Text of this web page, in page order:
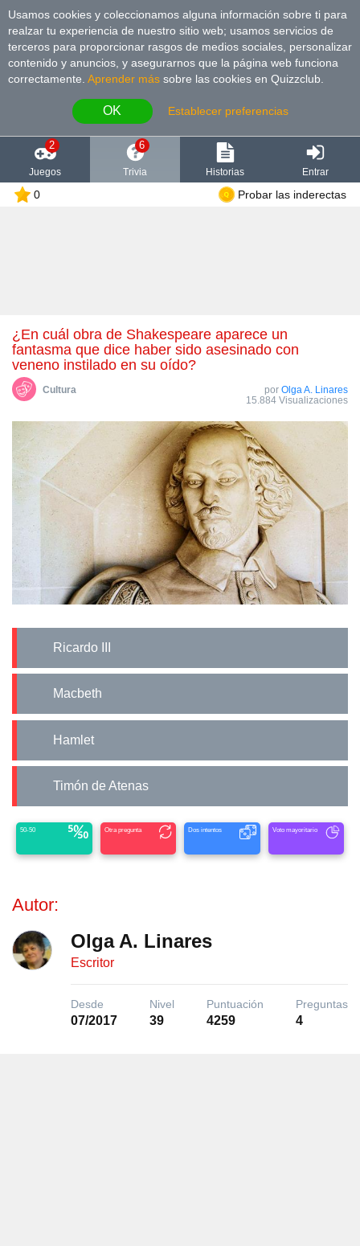
Usamos cookies y coleccionamos alguna información sobre ti para
realzar tu experiencia de nuestro sitio web; usamos servicios de
terceros para proporcionar rasgos de medios sociales, personalizar
contenido y anuncios, y asegurarnos que la página web funciona
correctamente. Aprender más sobre las cookies en Quizzclub.
OK Establecer preferencias
2
Juegos
6
Trivia Historias Entrar
0 Probar las inderectas
¿En cuál obra de Shakespeare aparece un
fantasma que dice haber sido asesinado con
veneno instilado en su oído?
Cultura por Olga A. Linares
15.884 Visualizaciones
Ricardo III
Macbeth
Hamlet
Timón de Atenas
50-50 Otra pregunta Dos intentos Voto mayoritario
Autor:
Olga A. Linares
Escritor
Desde
07/2017
Nivel
39
Puntuación
4259
Preguntas
4